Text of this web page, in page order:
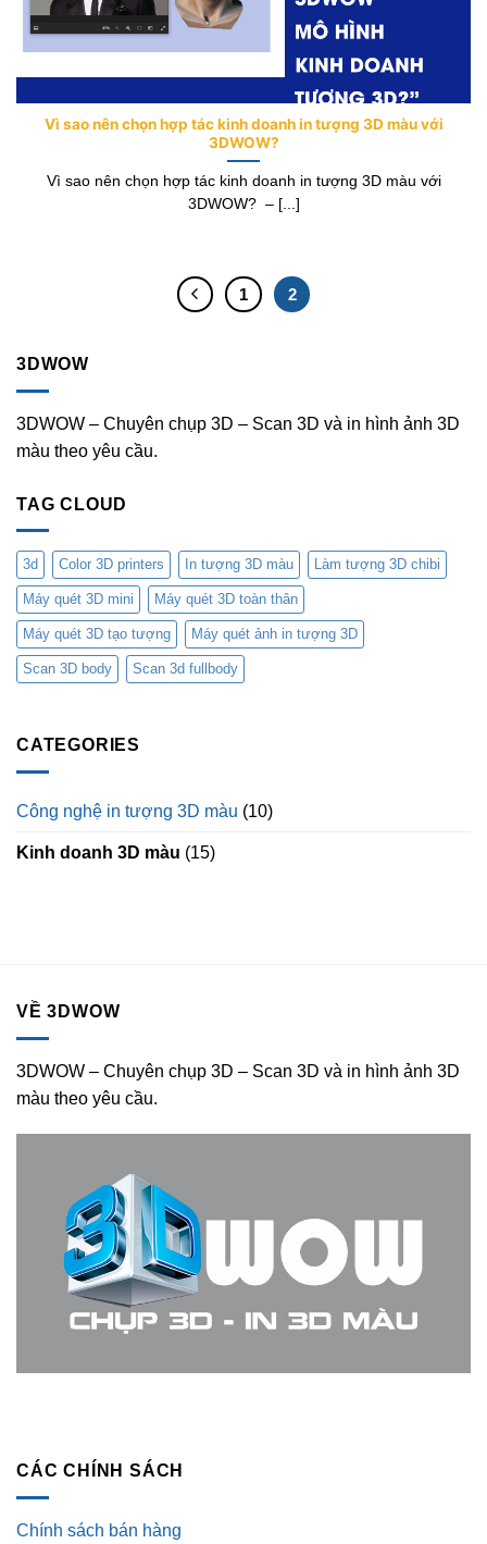
Vì sao nên chọn hợp tác kinh doanh in tượng 3D màu với
3DWOW?
Vì sao nên chọn hợp tác kinh doanh in tượng 3D màu với
3DWOW? – [...]
1 2
3DWOW
3DWOW – Chuyên chụp 3D – Scan 3D và in hình ảnh 3D
màu theo yêu cầu.
TAG CLOUD
3d Color 3D printers In tượng 3D màu Làm tượng 3D chibi
Máy quét 3D mini Máy quét 3D toàn thân
Máy quét 3D tạo tượng Máy quét ảnh in tượng 3D
Scan 3D body Scan 3d fullbody
CATEGORIES
Công nghệ in tượng 3D màu (10)
Kinh doanh 3D màu (15)
VỀ 3DWOW
3DWOW – Chuyên chụp 3D – Scan 3D và in hình ảnh 3D
màu theo yêu cầu.
CÁC CHÍNH SÁCH
Chính sách bán hàng